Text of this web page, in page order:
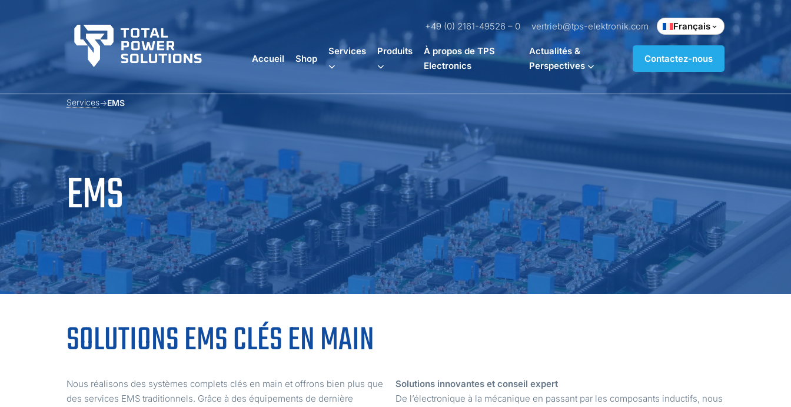
+49 (0) 2161-49526 – 0 vertrieb@tps-elektronik.com Français
Accueil Shop
Services Produits
À propos de TPS
Electronics
Actualités &
Perspectives
Contactez-nous
EMS
Services EMS
SOLUTIONS EMS CLÉS EN MAIN
Nous réalisons des systèmes complets clés en main et offrons bien plus que
des services EMS traditionnels. Grâce à des équipements de dernière
Solutions innovantes et conseil expert
De l’électronique à la mécanique en passant par les composants inductifs, nous